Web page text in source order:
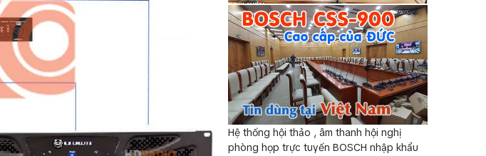
Hệ thống hội thảo , âm thanh hội nghị
phòng họp trực tuyến BOSCH nhập khẩu